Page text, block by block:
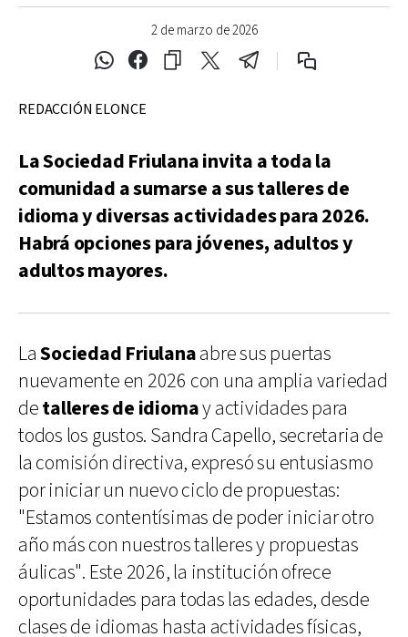
2 de marzo de 2026
REDACCIÓN ELONCE
La Sociedad Friulana invita a toda la
comunidad a sumarse a sus talleres de
idioma y diversas actividades para 2026.
Habrá opciones para jóvenes, adultos y
adultos mayores.
LaSociedad Friulanaabre sus puertas
nuevamente en 2026 con una amplia variedad
detalleres de idiomay actividades para
todos los gustos. Sandra Capello, secretaria de
la comisión directiva, expresó su entusiasmo
por iniciar un nuevo ciclo de propuestas:
"Estamos contentísimas de poder iniciar otro
año más con nuestros talleres y propuestas
áulicas". Este 2026, la institución ofrece
oportunidades para todas las edades, desde
clases de idiomas hasta actividades físicas,